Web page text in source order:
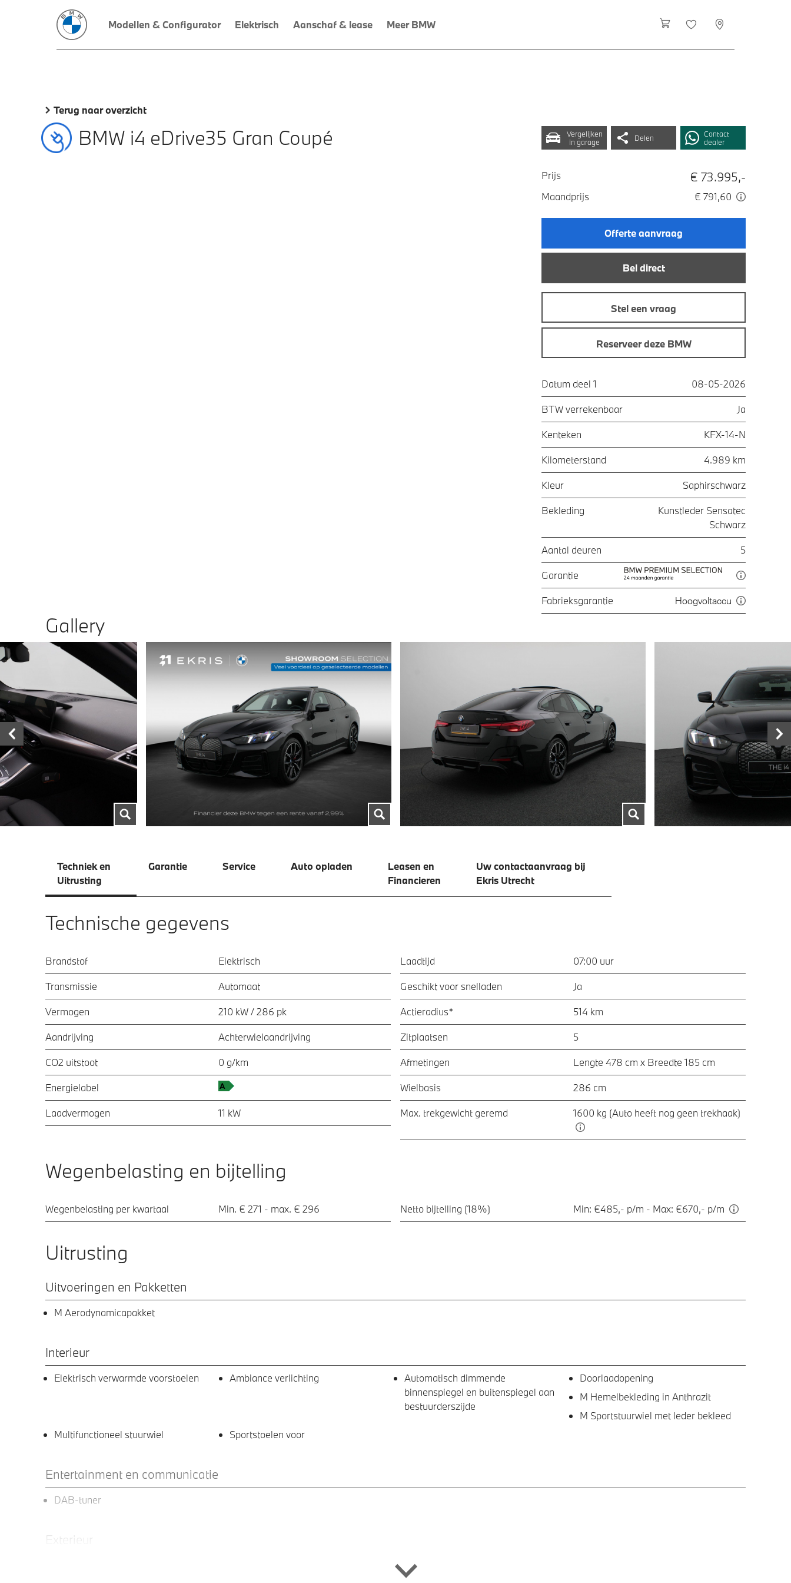
Modellen & Configurator Elektrisch Aanschaf & lease Meer BMW
Terug naar overzicht
BMW i4 eDrive35 Gran Coupé
Vergelijken
in garage
Delen
Contact
dealer
Prijs € 73.995,-
Maandprijs € 791,60
Offerte aanvraag
Bel direct
Stel een vraag
Reserveer deze BMW
Datum deel 1 08-05-2026
BTW verrekenbaar Ja
Kenteken KFX-14-N
Kilometerstand 4.989 km
Kleur Saphirschwarz
Bekleding
Kunstleder Sensatec
Schwarz
Aantal deuren 5
Garantie
Fabrieksgarantie Hoogvoltaccu
Gallery
Techniek en
Uitrusting
Garantie Service Auto opladen
Leasen en
Financieren
Uw contactaanvraag bij
Ekris Utrecht
Technische gegevens
Brandstof Elektrisch
Transmissie Automaat
Vermogen 210 kW / 286 pk
Aandrijving Achterwielaandrijving
CO2 uitstoot 0 g/km
Energielabel
Laadvermogen 11 kW
Laadtijd 07:00 uur
Geschikt voor snelladen Ja
Actieradius* 514 km
Zitplaatsen 5
Afmetingen Lengte 478 cm x Breedte 185 cm
Wielbasis 286 cm
Max. trekgewicht geremd 1600 kg (Auto heeft nog geen trekhaak)
Wegenbelasting en bijtelling
Wegenbelasting per kwartaal Min. € 271 - max. € 296 Netto bijtelling (18%) Min: €485,- p/m - Max: €670,- p/m
Uitrusting
Uitvoeringen en Pakketten
M Aerodynamicapakket
Interieur
Elektrisch verwarmde voorstoelen Ambiance verlichting
Automatisch dimmende
binnenspiegel en buitenspiegel aan
bestuurderszijde
Doorlaadopening
M Hemelbekleding in Anthrazit
M Sportstuurwiel met leder bekleed
Multifunctioneel stuurwiel
Sportstoelen voor
Entertainment en communicatie
DAB-tuner
Exterieur
Raamomlijsting M hoogglans Shadow
Line